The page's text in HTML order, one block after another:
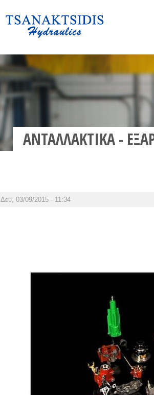
Είστε εδώ
ΑΝΤΑΛΛΑΚΤΙΚΑ -
Δευ, 03/09/2015 - 11:34